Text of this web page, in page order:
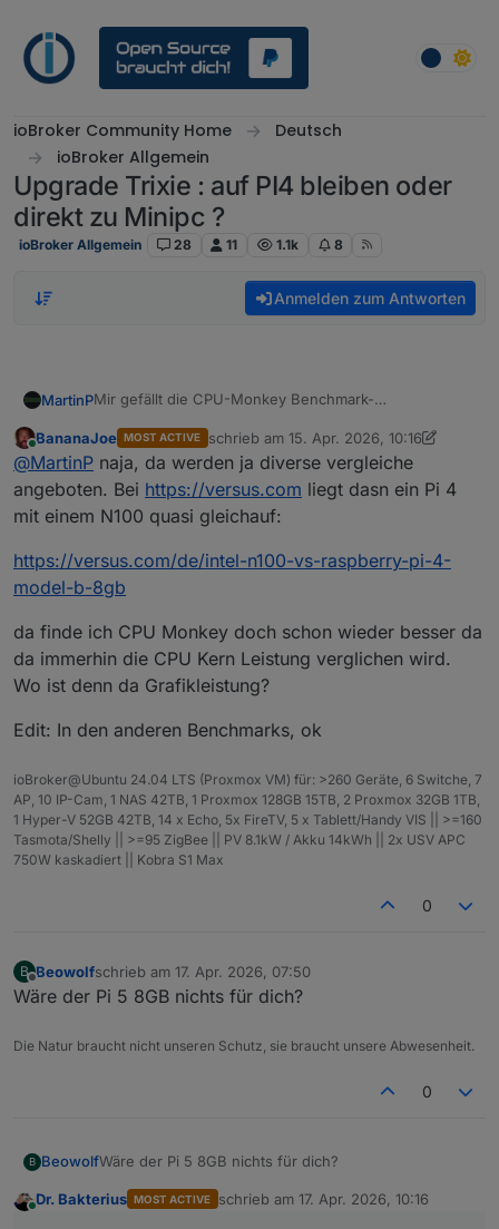
ioBroker Community Home
Deutsch
ioBroker Allgemein
Upgrade Trixie : auf PI4 bleiben oder
direkt zu Minipc ?
ioBroker Allgemein 28 11 1.1k 8
Anmelden zum Antworten
MartinPMir gefällt die CPU-Monkey Benchmark-
Da steckt mir zu viel Grafikleistung drin. In der Regel
wird der iobroker ja auf einem "Headless" System
betrieben...
https://www.cpubenchmark.net/singleCompare.php
Der Pi 4 hat 1/3 der Single Thread Leistung eines N100,
und nur 1/8 der Multi-Thread Leistung.
Online
BananaJoe MOST ACTIVE schrieb am 15. Apr. 2026, 10:16
zuletzt editiert von BananaJoe
@MartinP naja, da werden ja diverse vergleiche
angeboten. Bei https://versus.com liegt dasn ein Pi 4
mit einem N100 quasi gleichauf:
https://versus.com/de/intel-n100-vs-raspberry-pi-4-
model-b-8gb
da finde ich CPU Monkey doch schon wieder besser da
da immerhin die CPU Kern Leistung verglichen wird.
Wo ist denn da Grafikleistung?
Edit: In den anderen Benchmarks, ok
ioBroker@Ubuntu 24.04 LTS (Proxmox VM) für: >260 Geräte, 6 Switche, 7
AP, 10 IP-Cam, 1 NAS 42TB, 1 Proxmox 128GB 15TB, 2 Proxmox 32GB 1TB,
1 Hyper-V 52GB 42TB, 14 x Echo, 5x FireTV, 5 x Tablett/Handy VIS || >=160
Tasmota/Shelly || >=95 ZigBee || PV 8.1kW / Akku 14kWh || 2x USV APC
750W kaskadiert || Kobra S1 Max
0
B
Offline
Beowolfschrieb am 17. Apr. 2026, 07:50
zuletzt editiert von
Wäre der Pi 5 8GB nichts für dich?
Die Natur braucht nicht unseren Schutz, sie braucht unsere Abwesenheit.
0
B BeowolfWäre der Pi 5 8GB nichts für dich?
Dr. Bakterius MOST ACTIVE schrieb am 17. Apr. 2026, 10:16
zuletzt editiert von